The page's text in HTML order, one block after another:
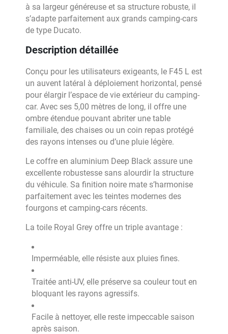
à sa largeur généreuse et sa structure robuste, il
s’adapte parfaitement aux grands camping-cars
de type Ducato.
Description détaillée
Conçu pour les utilisateurs exigeants, le F45 L est
un auvent latéral à déploiement horizontal, pensé
pour élargir l’espace de vie extérieur du camping-
car. Avec ses 5,00 mètres de long, il offre une
ombre étendue pouvant abriter une table
familiale, des chaises ou un coin repas protégé
des rayons intenses ou d’une pluie légère.
Le coffre en aluminium Deep Black assure une
excellente robustesse sans alourdir la structure
du véhicule. Sa finition noire mate s’harmonise
parfaitement avec les teintes modernes des
fourgons et camping-cars récents.
La toile Royal Grey offre un triple avantage :
Imperméable, elle résiste aux pluies fines.
Traitée anti-UV, elle préserve sa couleur tout en
bloquant les rayons agressifs.
Facile à nettoyer, elle reste impeccable saison
après saison.